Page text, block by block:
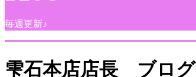
毎週更新♪
雫石本店店長 ブログ